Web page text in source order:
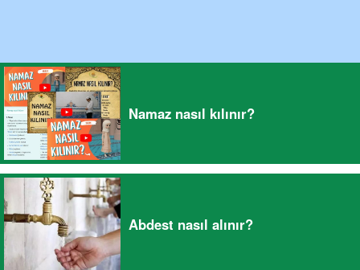
Namaz nasıl kılınır?
Abdest nasıl alınır?